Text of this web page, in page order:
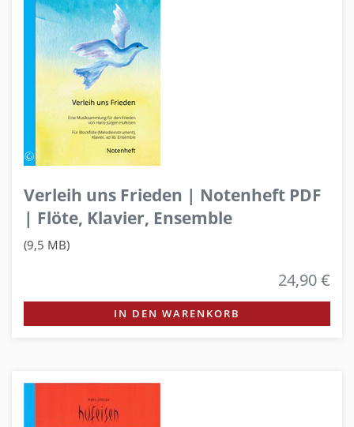
Verleih uns Frieden | Notenheft PDF
| Flöte, Klavier, Ensemble
(9,5 MB)
24,90 €
IN DEN WARENKORB